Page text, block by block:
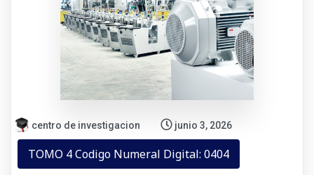
centro de investigacion junio 3, 2026
TOMO 4 Codigo Numeral Digital: 0404